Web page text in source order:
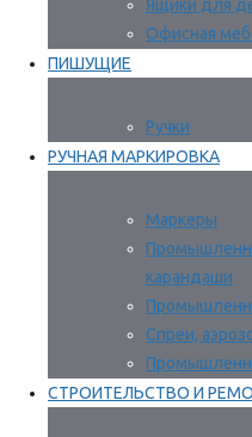
Ящики для
Офисная
ПИШУЩИЕ
Ручки
РУЧНАЯ МАРКИРОВКА
Маркеры
карандаши
Спреи,
СТРОИТЕЛЬСТВО И